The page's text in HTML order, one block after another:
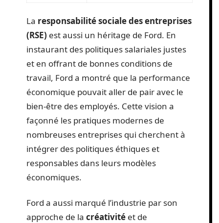
La responsabilité sociale des entreprises
(RSE) est aussi un héritage de Ford. En
instaurant des politiques salariales justes
et en offrant de bonnes conditions de
travail, Ford a montré que la performance
économique pouvait aller de pair avec le
bien-être des employés. Cette vision a
façonné les pratiques modernes de
nombreuses entreprises qui cherchent à
intégrer des politiques éthiques et
responsables dans leurs modèles
économiques.
Ford a aussi marqué l’industrie par son
approche de la créativité et de